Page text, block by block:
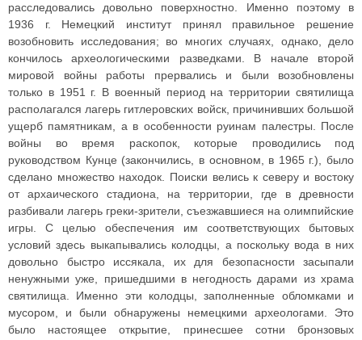
расследовались довольно поверхностно. Именно поэтому в
1936 г. Немецкий институт принял правильное решение
возобновить исследования; во многих случаях, однако, дело
кончилось археологическими разведками. В начале второй
мировой войны работы прервались и были возобновлены
только в 1951 г. В военный период на территории святилища
располагался лагерь гитлеровских войск, причинивших большой
ущерб памятникам, а в особенности руинам палестры. После
войны во время раскопок, которые проводились под
руководством Кунце (закончились, в основном, в 1965 г.), было
сделано множество находок. Поиски велись к северу и востоку
от архаического стадиона, на территории, где в древности
разбивали лагерь греки-зрители, съезжавшиеся на олимпийские
игры. С целью обеспечения им соответствующих бытовых
условий здесь выкапывались колодцы, а поскольку вода в них
довольно быстро иссякала, их для безопасности засыпали
ненужными уже, пришедшими в негодность дарами из храма
святилища. Именно эти колодцы, заполненные обломками и
мусором, и были обнаружены немецкими археологами. Это
было настоящее открытие, принесшее сотни бронзовых